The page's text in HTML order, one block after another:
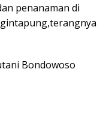
penanaman di
Bondowoso